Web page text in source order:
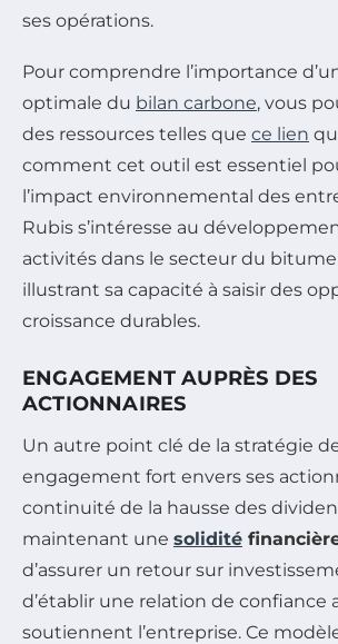
ses opérations.
Pour comprendre l’importance
optimale du bilan carbone, vous
des ressources telles que ce lien
comment cet outil est essentiel
l’impact environnemental des
Rubis s’intéresse au
activités dans le secteur du
illustrant sa capacité à saisir des
croissance durables.
ENGAGEMENT AUPRÈS DES
ACTIONNAIRES
Un autre point clé de la stratégie
engagement fort envers ses
continuité de la hausse des
maintenant une solidité
d’assurer un retour sur
d’établir une relation de confiance
soutiennent l’entreprise. Ce